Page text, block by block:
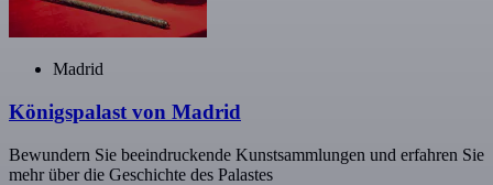
Madrid
Königspalast von Madrid
Bewundern Sie beeindruckende Kunstsammlungen und erfahren Sie
mehr über die Geschichte des Palastes